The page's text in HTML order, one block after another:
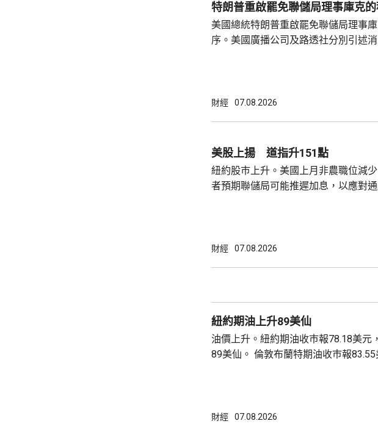
見，令外界質疑特朗普可能試圖影響聯
策。不過日程顯示，沃什6月沒與特朗
或會談，只是與財長貝森特進行三次
特朗普重啟罷免聯儲局理事庫克
美國總統特朗普重啟罷免聯儲局理事
序。美國廣播公司及路透社分別引述
事的誠信產生質疑，因此特朗普正考慮
何正當理由可以解除庫克的職務。 特朗普去年
財經 07.08.2026
美股上揚 道指升151點
紐約股巿上升。美國上月非農職位減
者預期聯儲局可能推遲加息，以應對通脹
上升47點。 總計整個星期，納指上升5.2%。
財經 07.08.2026
紐約期油上升89美仙
油價上升。紐約期油收巿報78.18美元
89美仙。 倫敦布蘭特期油收巿報83.55美元，
財經 07.08.2026